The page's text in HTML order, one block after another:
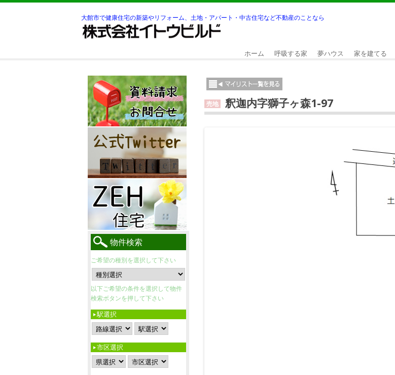
大館市で健康住宅の新築やリフォーム、土地・アパート・中古住宅など不動産のことなら
ホーム 呼吸する家 夢ハウス 家を建てる
売地 釈迦内字獅子ヶ森1-97
物件検索
ご希望の種別を選択して下さい
以下ご希望の条件を選択して物件
検索ボタンを押して下さい
駅選択
市区選択